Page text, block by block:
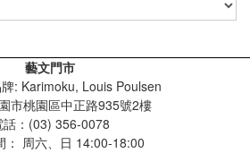
藝文門市
: Karimoku, Louis Poulsen
市桃園區中正路935號2樓
話：(03) 356-0078
周六、日 14:00-18:00